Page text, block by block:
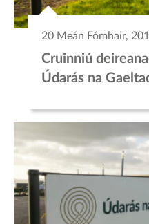
20 Meán Fómhair,
Cruinniú
Údarás na